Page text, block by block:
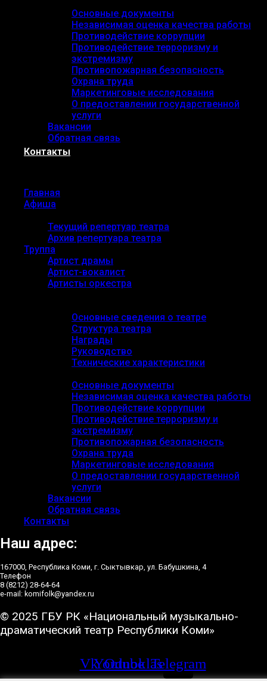
Основные документы
Независимая оценка качества работы
Противодействие коррупции
Противодействие терроризму и
экстремизму
Противопожарная безопасность
Охрана труда
Маркетинговые исследования
О предоставлении государственной
услуги
Вакансии
Обратная связь
Контакты
Главная
Афиша
Текущий репертуар театра
Архив репертуара театра
Труппа
Артист драмы
Артист-вокалист
Артисты оркестра
Основные сведения о театре
Структура театра
Награды
Руководство
Технические характеристики
Основные документы
Независимая оценка качества работы
Противодействие коррупции
Противодействие терроризму и
экстремизму
Противопожарная безопасность
Охрана труда
Маркетинговые исследования
О предоставлении государственной
услуги
Вакансии
Обратная связь
Контакты
Наш адрес:
167000, Республика Коми, г. Сыктывкар, ул. Бабушкина, 4
Телефон
8 (8212) 28-64-64
e-mail: komifolk@yandex.ru
© 2025 ГБУ РК «Национальный музыкально-
драматический театр Республики Коми»
VkYoutube
Odnoklassniki
Telegram